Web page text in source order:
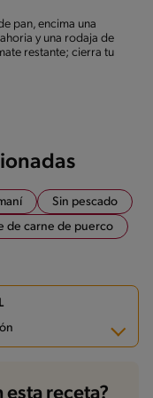
pan, encima una
y una rodaja de
restante; cierra tu
Sin pescado
de carne de puerco